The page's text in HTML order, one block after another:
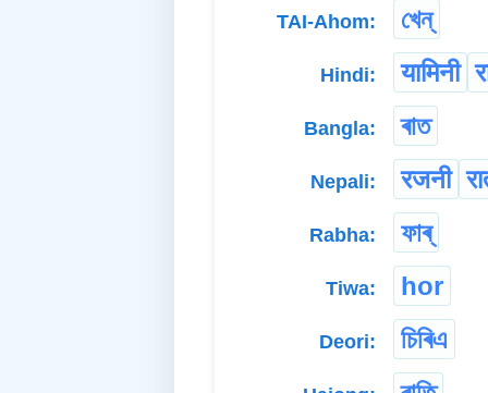
TAI-Ahom: খেন্
Hindi: यामिनी
Bangla: ৰাত
Nepali: रजनी
Rabha: ফাৰ্
Tiwa: hor
Deori: চিৰিএ